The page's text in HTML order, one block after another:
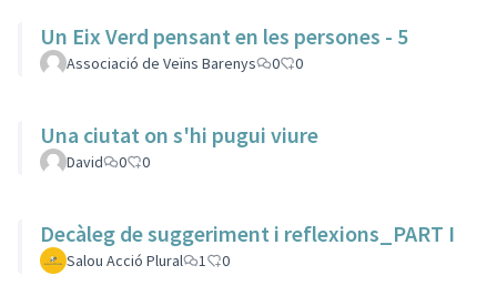
Un Eix Verd pensant en les persones - 5
Associació de Veïns Barenys 0 0
Una ciutat on s'hi pugui viure
David 0 0
Decàleg de suggeriment i reflexions_PART I
Salou Acció Plural 1 0